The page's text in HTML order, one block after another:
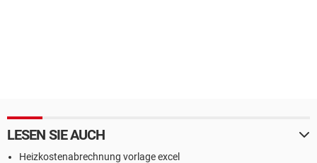
LESEN SIE AUCH
Heizkostenabrechnung vorlage excel